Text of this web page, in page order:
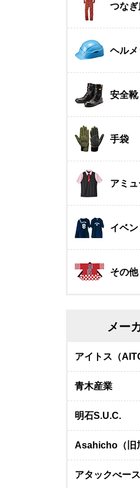
つなぎ
ヘルメ
安全靴
手袋
アミ
イベン
その他
メー
アイトス（
青木産業
明石S.U.C.
Asahicho（旧
アタックべース